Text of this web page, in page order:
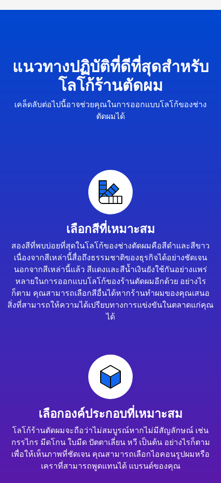
แนวทางปฏิบัติที่ดีที่สุดสำหรับ
โลโก้ร้านตัดผม
เคล็ดลับต่อไปนี้อาจช่วยคุณในการออกแบบโลโก้ของช่าง
ตัดผมได้
เลือกสีที่เหมาะสม
สองสีที่พบบ่อยที่สุดในโลโก้ของช่างตัดผมคือสีดำและสีขาว
เนื่องจากสีเหล่านี้สื่อถึงธรรมชาติของธุรกิจได้อย่างชัดเจน
นอกจากสีเหล่านี้แล้ว สีแดงและสีน้ำเงินยังใช้กันอย่างแพร่
หลายในการออกแบบโลโก้ของร้านตัดผมอีกด้วย อย่างไร
ก็ตาม คุณสามารถเลือกสีอื่นได้หากร้านทำผมของคุณเสนอ
สิ่งที่สามารถให้ความได้เปรียบทางการแข่งขันในตลาดแก่คุณ
ได้
เลือกองค์ประกอบที่เหมาะสม
โลโก้ร้านตัดผมจะถือว่าไม่สมบูรณ์หากไม่มีสัญลักษณ์ เช่น
กรรไกร มีดโกน ใบมีด ปัตตาเลี่ยน หวี เป็นต้น อย่างไรก็ตาม
เพื่อให้เห็นภาพที่ชัดเจน คุณสามารถเลือกไอคอนรูปผมหรือ
เคราที่สามารถพูดแทนได้ แบรนด์ของคุณ